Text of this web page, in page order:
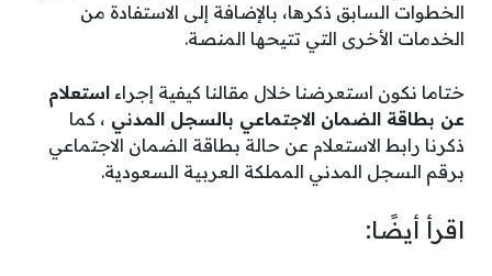
الخطوات السابق ذكرها، بالإضافة إلى الاستفادة من
الخدمات الأخرى التي تتيحها المنصة.
ختاما نكون استعرضنا خلال مقالنا كيفية إجراء استعلام
عن بطاقة الضمان الاجتماعي بالسجل المدني ، كما
ذكرنا رابط الاستعلام عن حالة بطاقة الضمان الاجتماعي
برقم السجل المدني المملكة العربية السعودية.
اقرأ أيضًا: